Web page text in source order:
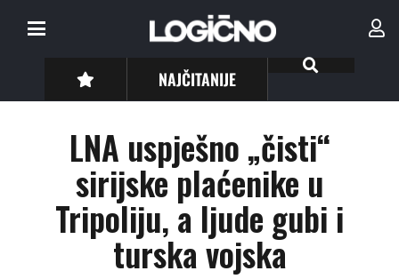
NAJČITANIJE
LNA uspješno „čisti“
sirijske plaćenike u
Tripoliju, a ljude gubi i
turska vojska